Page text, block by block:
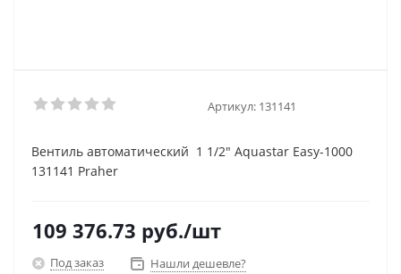
Артикул: 131141
Вентиль автоматический 1 1/2" Aquastar Easy-1000
131141 Praher
109 376.73 руб./шт
Под заказ Нашли дешевле?